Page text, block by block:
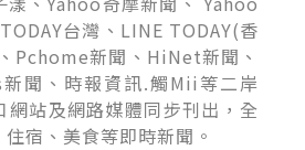
台灣、LINE TODAY(香
Pchome新聞、HiNet新聞、
聞、時報資訊.觸Mii等二岸
網站及網路媒體同步刊出，全
宿、美食等即時新聞。